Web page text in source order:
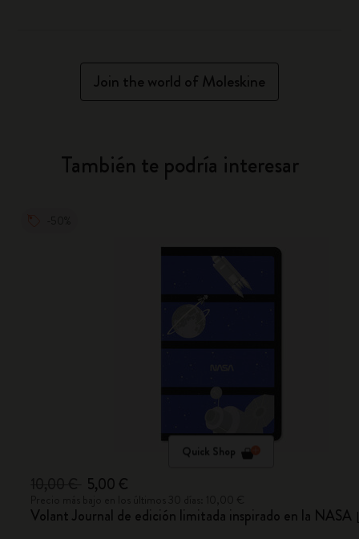
Join the world of Moleskine
También te podría interesar
Quick Shop
5,00 €
Volant Journal de edición limitada inspirado en la NASA